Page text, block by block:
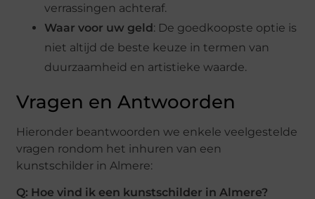
verrassingen achteraf.
Waar voor uw geld: De goedkoopste optie is
niet altijd de beste keuze in termen van
duurzaamheid en artistieke waarde.
Vragen en Antwoorden
Hieronder beantwoorden we enkele veelgestelde
vragen rondom het inhuren van een
kunstschilder in Almere:
Q: Hoe vind ik een kunstschilder in Almere?